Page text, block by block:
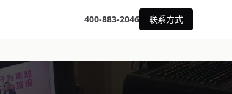
400-883-2046 联系方式